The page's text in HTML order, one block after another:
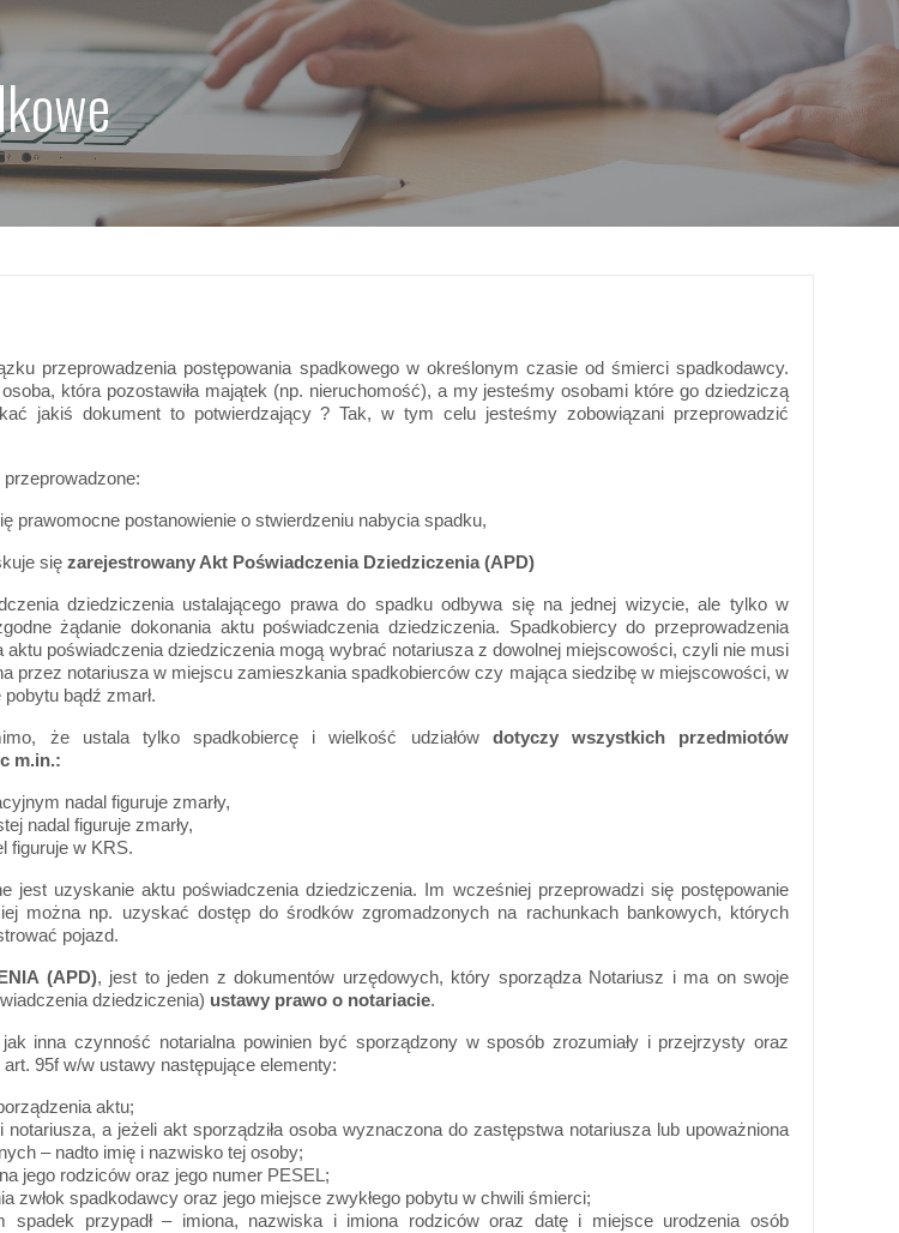
przeprowadzenia postępowania spadkowego w określonym czasie od śmierci spadkodawcy.
która pozostawiła majątek (np. nieruchomość), a my jesteśmy osobami które go dziedziczą
jakiś dokument to potwierdzający ? Tak, w tym celu jesteśmy zobowiązani przeprowadzić
prawomocne postanowienie o stwierdzeniu nabycia spadku,
się zarejestrowany Akt Poświadczenia Dziedziczenia (APD)
dziedziczenia ustalającego prawa do spadku odbywa się na jednej wizycie, ale tylko w
żądanie dokonania aktu poświadczenia dziedziczenia. Spadkobiercy do przeprowadzenia
aktu poświadczenia dziedziczenia mogą wybrać notariusza z dowolnej miejscowości, czyli nie musi
przez notariusza w miejscu zamieszkania spadkobierców czy mająca siedzibę w miejscowości, w
bądź zmarł.
że ustala tylko spadkobiercę i wielkość udziałów dotyczy wszystkich przedmiotów
m.in.:
nadal figuruje zmarły,
nadal figuruje zmarły,
figuruje w KRS.
jest uzyskanie aktu poświadczenia dziedziczenia. Im wcześniej przeprowadzi się postępowanie
można np. uzyskać dostęp do środków zgromadzonych na rachunkach bankowych, których
pojazd.
(APD), jest to jeden z dokumentów urzędowych, który sporządza Notariusz i ma onswoje
dziedziczenia) ustawy prawo o notariacie.
inna czynność notarialna powinien być sporządzony w sposób zrozumiały i przejrzysty oraz
95f w/w ustawy następujące elementy:
aktu;
a jeżeli akt sporządziła osoba wyznaczona do zastępstwa notariusza lub upoważniona
– nadto imię i nazwisko tej osoby;
jego rodziców oraz jego numer PESEL;
zwłok spadkodawcy oraz jego miejsce zwykłego pobytu w chwili śmierci;
spadek przypadł – imiona, nazwiska i imiona rodziców oraz datę i miejsce urodzenia osób